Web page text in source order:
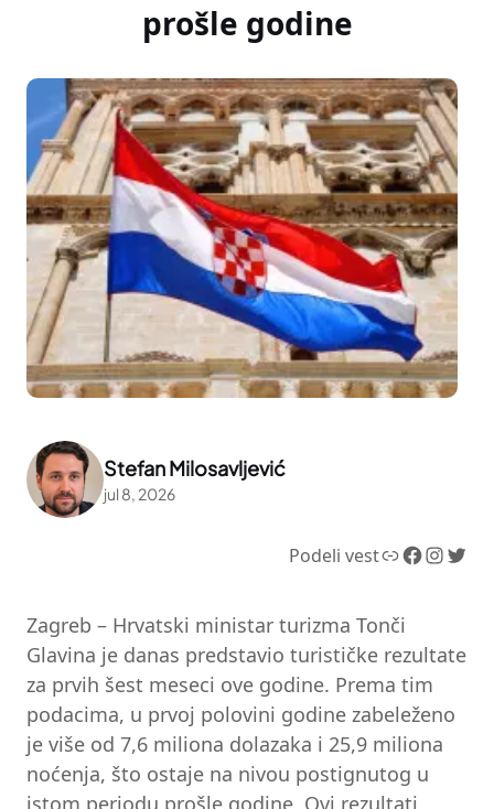
prošle godine
Stefan Milosavljević
jul 8, 2026
Podeli vestLink Facebook InstagramTwitter
Zagreb – Hrvatski ministar turizma Tonči
Glavina je danas predstavio turističke rezultate
za prvih šest meseci ove godine. Prema tim
podacima, u prvoj polovini godine zabeleženo
je više od 7,6 miliona dolazaka i 25,9 miliona
noćenja, što ostaje na nivou postignutog u
istom periodu prošle godine. Ovi rezultati